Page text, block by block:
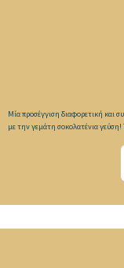
Μία προσέγγιση διαφορετική και
με την γεμάτη σοκολατένια γεύση!